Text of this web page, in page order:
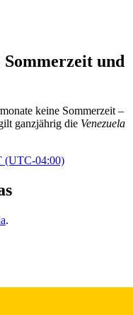
und
keine Sommerzeit –
ganzjährig die Venezuela
(UTC-04:00)
.